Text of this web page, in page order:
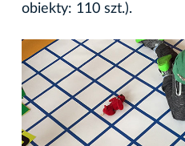
obiekty: 110 szt.).